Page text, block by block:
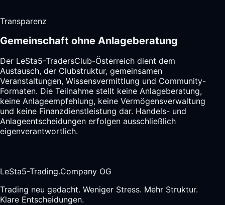
Transparenz
Gemeinschaft ohne Anlageberatung
Der LeSta5-TradersClub-Österreich dient dem
Austausch, der Clubstruktur, gemeinsamen
Veranstaltungen, Wissensvermittlung und Community-
Formaten. Die Teilnahme stellt keine Anlageberatung,
keine Anlageempfehlung, keine Vermögensverwaltung
und keine Finanzdienstleistung dar. Handels- und
Anlageentscheidungen erfolgen ausschließlich
eigenverantwortlich.
LeSta5-Trading.Company OG
Trading neu gedacht. Weniger Stress. Mehr Struktur.
Klare Entscheidungen.